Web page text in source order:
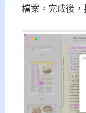
檔案。完成後，